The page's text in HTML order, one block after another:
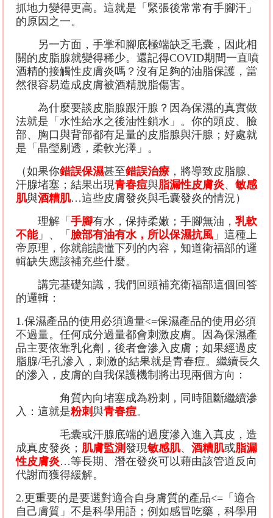
抓地力變得更高。這就是「緊張後常常有手腳汗」
的原因之一。
另一方面，手掌和腳底極端缺乏毛囊，因此相
關的皮脂腺就變得稀少。還記得COVID期間一直噴
酒精的接觸性皮膚炎嗎？沒有足夠的油脂保護，當
然很容易造成皮膚被酒精脫脂傷害。
為什麼要談皮脂腺跟汗腺？因為保濕的真實做
法就是「水性給水之後油性鎖水」。你的頭皮、臉
部、胸口與背部都有足量的皮脂腺與汗腺；好處就
是「晶瑩剔透，柔軟光澤」。
（如果你錯誤保濕甚至錯誤治療 ，將導致皮脂腺、
汗腺堵塞；結果出現青春痘與脂漏性皮膚炎、敏感
肌與酒糟肌…這些皮膚發炎與毛囊發炎的情況）
理解「手腳有水，保持柔嫩；手腳無油，乳軟
不能」、「 臉部有油有水，所以保濕抗風 」這種上
帝原理，你就能讀懂下列的內容，知道衛福部的邏
輯缺失應該補充些什麼。
講完基礎知識，我們回頭補充衛福部這個回答
的邏輯：
1.保濕產品的使用必須適量<=保濕產品的使用必須
不過量。任何成分過量都會刺激皮膚。因為保濕產
品主要依靠乳化劑，後者會滲入皮膚；如果經過皮
脂腺/毛孔滲入，刺激的結果就是青春痘。繼續長久
的滲入，皮膚的自我保護機制將出現兩個方向：
角質內向堵塞成為粉刺，同時阻斷繼續滲
入：這就是粉刺與青春痘。
毛囊或汗腺底端的過度滲入進入真皮，造
成真皮發炎； 肌膚監測發現敏感肌、酒糟肌或脂漏
性皮膚炎…等長期、潛在發炎可以藉由該管道反向
代謝而獲得緩解。
2.更重要的是要選對適合自身膚質的產品<= 「適合
自己膚質」不是科學用語；例如感冒吃藥，科學用